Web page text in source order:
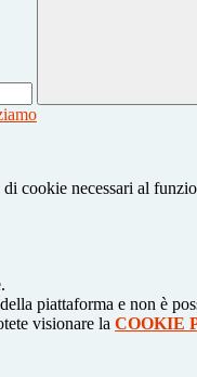
cookie necessari al
piattaforma e non è
visionare la COOKIE